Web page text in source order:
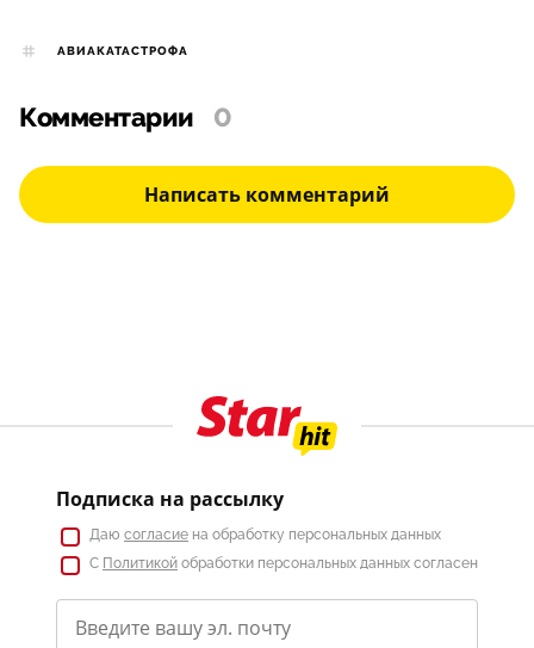
АВИАКАТАСТРОФА
Комментарии 0
Написать комментарий
Подписка на рассылку
Даю согласие на обработку персональных данных
С Политикой обработки персональных данных согласен